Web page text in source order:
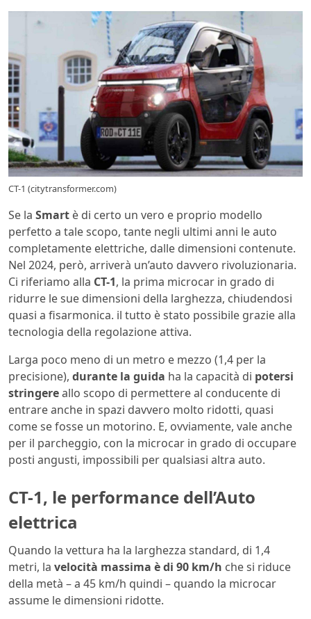
CT-1 (citytransformer.com)
Se la Smart è di certo un vero e proprio modello
perfetto a tale scopo, tante negli ultimi anni le auto
completamente elettriche, dalle dimensioni contenute.
Nel 2024, però, arriverà un’auto davvero rivoluzionaria.
Ci riferiamo alla CT-1, la prima microcar in grado di
ridurre le sue dimensioni della larghezza, chiudendosi
quasi a fisarmonica. il tutto è stato possibile grazie alla
tecnologia della regolazione attiva.
Larga poco meno di un metro e mezzo (1,4 per la
precisione), durante la guida ha la capacità di potersi
stringereallo scopo di permettere al conducente di
entrare anche in spazi davvero molto ridotti, quasi
come se fosse un motorino. E, ovviamente, vale anche
per il parcheggio, con la microcar in grado di occupare
posti angusti, impossibili per qualsiasi altra auto.
CT-1, le performance dell’Auto
elettrica
Quando la vettura ha la larghezza standard, di 1,4
metri, la velocità massima è di 90 km/h che si riduce
della metà – a 45 km/h quindi – quando la microcar
assume le dimensioni ridotte.